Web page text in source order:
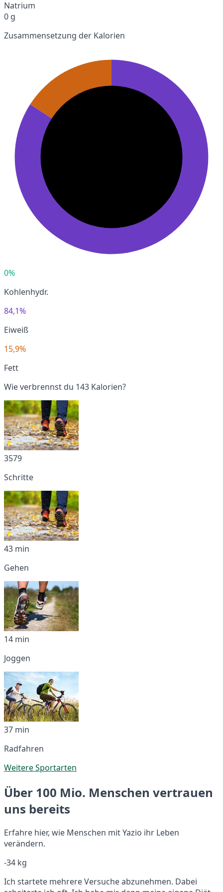
Natrium
0 g
Zusammensetzung der Kalorien
0%
Kohlenhydr.
84,1%
Eiweiß
15,9%
Fett
Wie verbrennst du 143 Kalorien?
3579
Schritte
43 min
Gehen
14 min
Joggen
37 min
Radfahren
Weitere Sportarten
Über 100 Mio. Menschen vertrauen
uns bereits
Erfahre hier, wie Menschen mit Yazio ihr Leben
verändern.
-34 kg
Ich startete mehrere Versuche abzunehmen. Dabei